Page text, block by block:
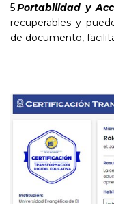
5.Portabilidad y
recuperables y
de documento,